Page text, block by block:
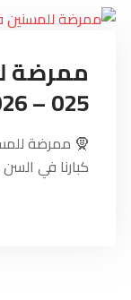
025 – 2026
كبارنا في